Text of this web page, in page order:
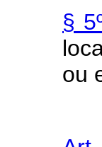
§
ou